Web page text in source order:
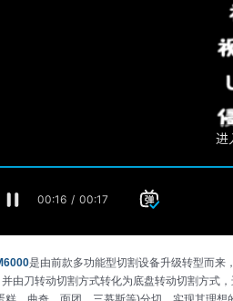
是由前款多功能型切割设备升级转型而来
由刀转动切割方式转化为底盘转动切割方式